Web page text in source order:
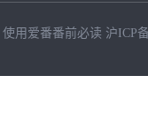
使用爱番番前必读 沪ICP